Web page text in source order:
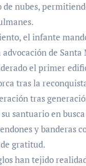
de nubes,
el infante
de Santa
el primer
tras la
tras
santuario en
y banderas
gratitud.
han tejido